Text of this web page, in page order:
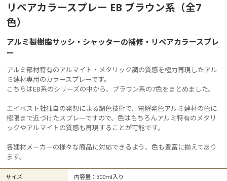
リペアカラースプレー EB ブラウン系（全7
色）
アルミ製樹脂サッシ・シャッターの補修・リペアカラースプレ
ー
アルミ部材特有のアルマイト・メタリック調の質感を極力再現したアル
ミ建材専用のカラースプレーです。
こちらはEB系のシリーズの中から、ブラウン系の7色をまとめました。
エイベスト社独自の発想による調色技術で、電解発色アルミ建材の色に
極限まで近づけたスプレーですので、色はもちろんアルミ特有のメタリ
ックやアルマイトの質感も再現することが可能です。
各建材メーカーの様々な商品に対応できるよう、色も豊富に揃えてあり
ます。
サイズ 内容量：300ml入り